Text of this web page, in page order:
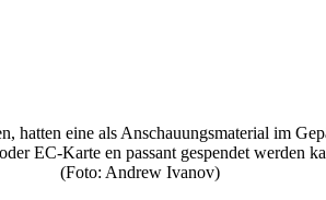
eine als Anschauungsmaterial im
EC-Karte en passant gespendet werden
(Foto: Andrew Ivanov)